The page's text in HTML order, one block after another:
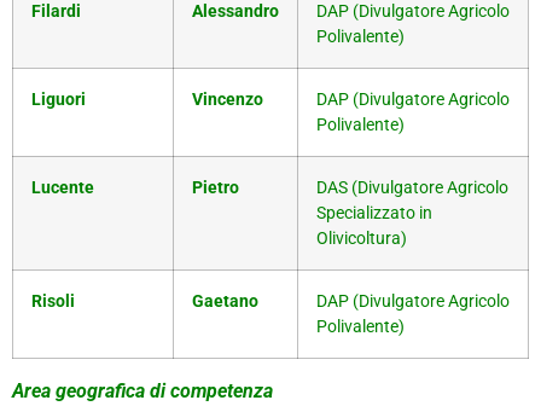
Filardi Alessandro
DAP (Divulgatore Agricolo
Polivalente)
Liguori Vincenzo
DAP (Divulgatore Agricolo
Polivalente)
Lucente Pietro
DAS (Divulgatore Agricolo
Specializzato in
Olivicoltura)
Risoli Gaetano
DAP (Divulgatore Agricolo
Polivalente)
Area geografica di competenza